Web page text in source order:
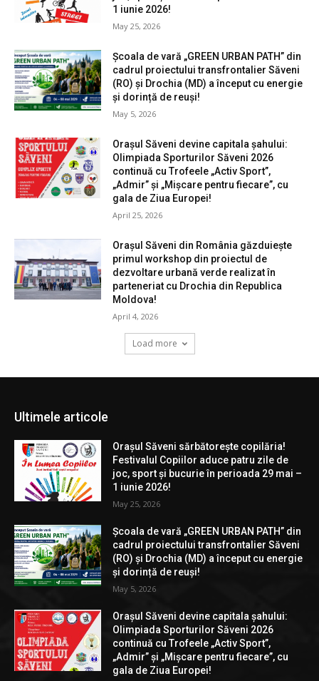
Ultimele articole
Orașul Săveni sărbătorește copilăria!
Festivalul Copiilor aduce patru zile de
joc, sport și bucurie în perioada 29 mai –
1 iunie 2026!
May 25, 2026
Școala de vară „GREEN URBAN PATH” din
cadrul proiectului transfrontalier Săveni
(RO) și Drochia (MD) a început cu energie
și dorință de reuși!
May 5, 2026
Orașul Săveni devine capitala șahului:
Olimpiada Sporturilor Săveni 2026
continuă cu Trofeele „Activ Sport”,
„Admir” și „Mișcare pentru fiecare”, cu
gala de Ziua Europei!